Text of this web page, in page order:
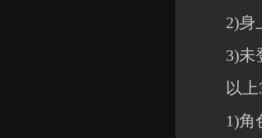
2)身
3)未登
以上3
1)角色